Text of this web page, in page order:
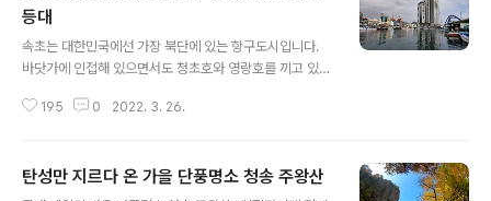
등대
속초는 대한민국에선 가장 북단에 있는 항구도시입니다.
바닷가에 인접해 있으면서도 청초호와 영랑호를 끼고 있어
러 곳을 둘러보기 위해 제주에서 길을 나섰습니다. 가장 먼
을 떠올리게 했는데요, 좁은 항구길을 가운데 두고 아바이
195 0 2022. 3. 26.
탄성만 지르다 온 가을 단풍명소 청송 주왕산